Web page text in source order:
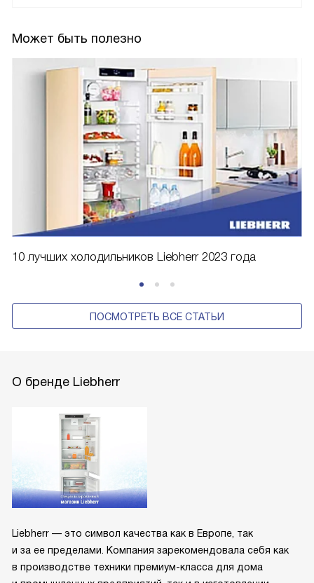
Может быть полезно
10 лучших холодильников Liebherr 2023 года
ПОСМОТРЕТЬ ВСЕ СТАТЬИ
О бренде Liebherr
Liebherr — это символ качества как в Европе, так
и за ее пределами. Компания зарекомендовала себя как
в производстве техники премиум-класса для дома